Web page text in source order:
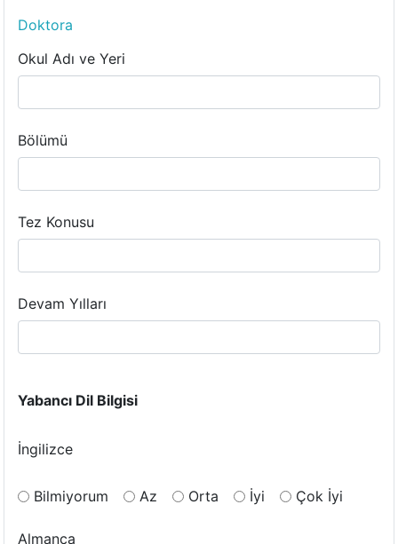
Doktora
Okul Adı ve Yeri
Bölümü
Tez Konusu
Devam Yılları
Yabancı Dil Bilgisi
İngilizce
Bilmiyorum Az Orta İyi Çok İyi
Almanca